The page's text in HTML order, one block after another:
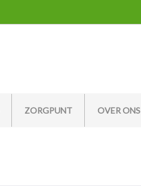
ZORGPUNT OVER ONS